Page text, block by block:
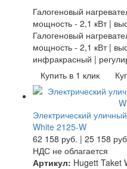
Галогеновый
мощность - 2,1 кВт |
Галогеновый
мощность - 2,1 кВт |
инфракрасный |
Купить в 1 клик
Электрический
White 2125-W
62 158 руб. | 25 158
НДС не облагается
Артикул: Hugett Taket